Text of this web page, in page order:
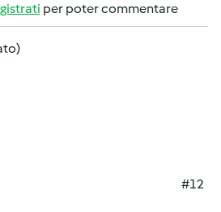
per poter commentare
#12